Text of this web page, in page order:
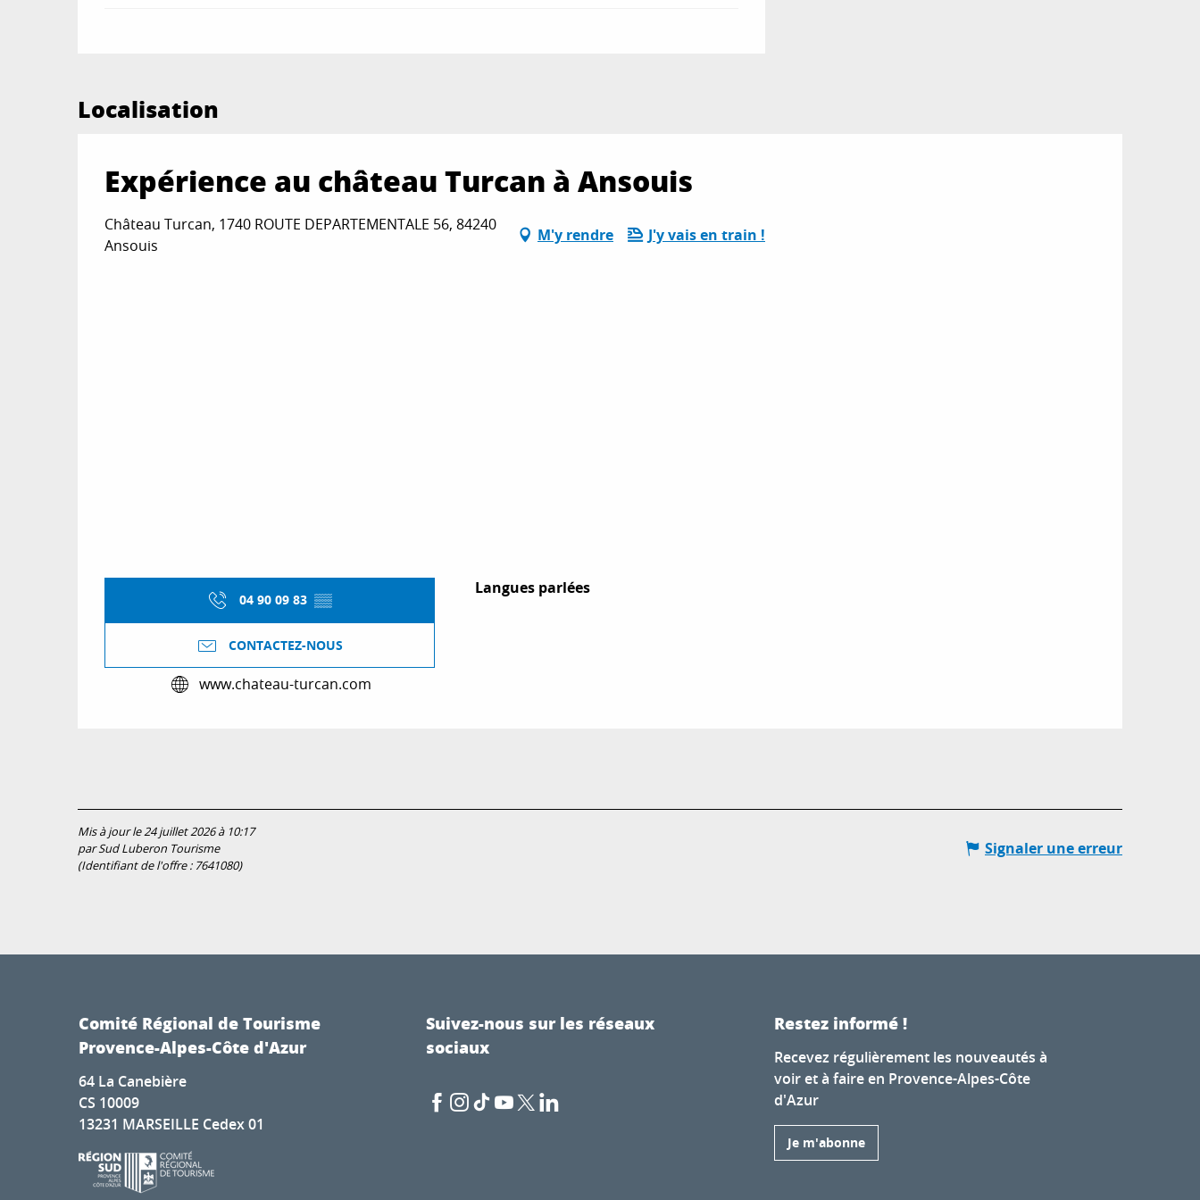
Localisation
Expérience au château Turcan à Ansouis
Château Turcan, 1740 ROUTE DEPARTEMENTALE 56, 84240
Ansouis
M'y rendre J'y vais en train !
04 90 09 83 ▒▒
CONTACTEZ-NOUS
www.chateau-turcan.com
Langues parlées
Langues parlées
Mis à jour le 24 juillet 2026 à 10:17
par Sud Luberon Tourisme
(Identifiant de l'offre : 7641080)
Signaler une erreur
Comité Régional de Tourisme
Provence-Alpes-Côte d'Azur
64 La Canebière
CS 10009
13231 MARSEILLE Cedex 01
Suivez-nous sur les réseaux
sociaux
Restez informé !
Recevez régulièrement les nouveautés à
voir et à faire en Provence-Alpes-Côte
d'Azur
Je m'abonne